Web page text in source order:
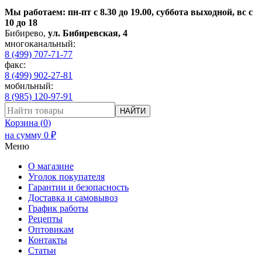
Мы работаем: пн-пт с 8.30 до 19.00, суббота выходной, вс с
10 до 18
Бибирево, ул. Бибиревская, 4
многоканальный:
8 (499) 707-71-77
факс:
8 (499) 902-27-81
мобильный:
8 (985) 120-97-91
НАЙТИ
Корзина (0)
на сумму 0 ₽
Меню
О магазине
Уголок покупателя
Гарантии и безопасность
Доставка и самовывоз
График работы
Рецепты
Оптовикам
Контакты
Статьи